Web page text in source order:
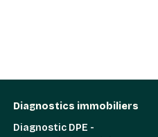
Diagnostics immobiliers
Diagnostic DPE -